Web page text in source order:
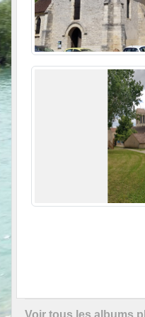
Voir tous les albums